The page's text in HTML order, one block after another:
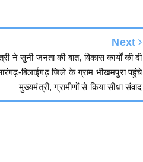
Next
ने सुनी जनता की बात, विकास कार्यों की दी
बिलाईगढ़ जिले के ग्राम भीखमपुरा पहुंचे
मुख्यमंत्री, ग्रामीणों से किया सीधा संवाद